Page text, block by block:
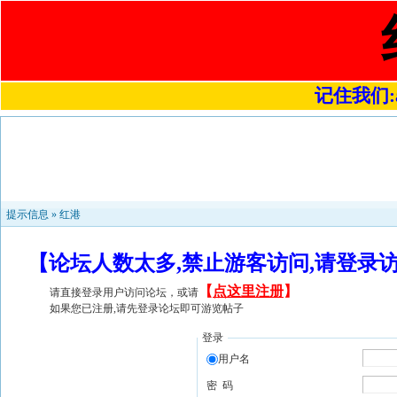
记住我们
提示信息 » 红港
【论坛人数太多,禁止游客访问,请登
请直接登录用户访问论坛，或请 【 点这里注册】
如果您已注册,请先登录论坛即可游览帖子
登录
用户名
密 码